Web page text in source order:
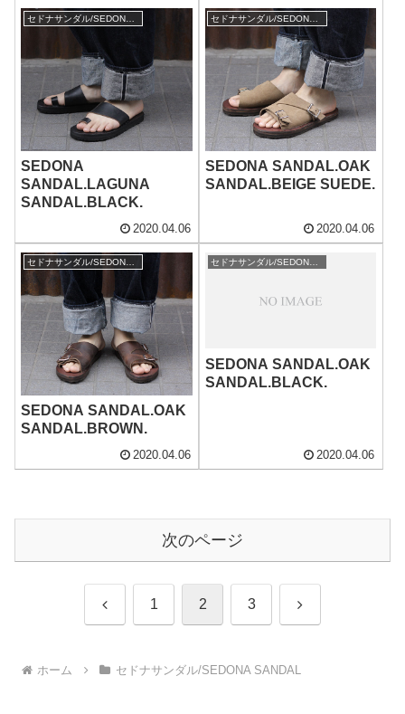
セドナサンダル/SEDONA SANDAL
SEDONA
SANDAL.LAGUNA
SANDAL.BLACK.
2020.04.06
SEDONA SANDAL.OAK
SANDAL.BEIGE SUEDE.
2020.04.06
セドナサンダル/SEDONA SANDAL
SEDONA SANDAL.OAK
SANDAL.BROWN.
2020.04.06
セドナサンダル/SEDONA SANDAL
SEDONA SANDAL.OAK
SANDAL.BLACK.
2020.04.06
次のページ
前 1 2 3 次
ホーム セドナサンダル/SEDONA SANDAL